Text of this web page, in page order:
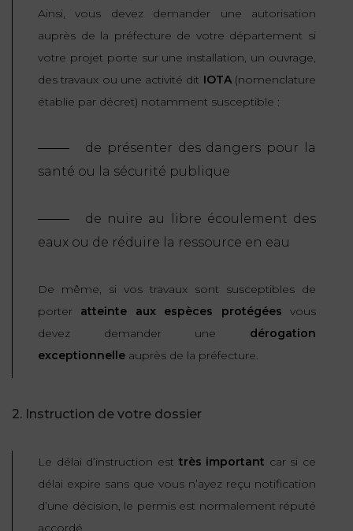
Ainsi, vous devez demander une autorisation
auprès de la préfecture de votre département si
votre projet porte sur une installation, un ouvrage,
des travaux ou une activité dit IOTA(nomenclature
établie par décret) notamment susceptible :
de présenter des dangers pour la
santé ou la sécurité publique
de nuire au libre écoulement des
eaux ou de réduire la ressource en eau
De même, si vos travaux sont susceptibles de
porter atteinte aux espèces protégées vous
devez demander une dérogation
exceptionnelle auprès de la préfecture.
2. Instruction de votre dossier
Le délai d’instruction est très important car si ce
délai expire sans que vous n’ayez reçu notification
d’une décision, le permis est normalement réputé
accordé.